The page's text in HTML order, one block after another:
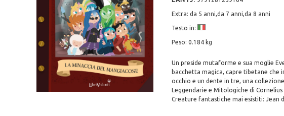
Extra: da 5 anni,da 7 anni,da 8 anni
Testo in:
Peso: 0.184 kg
Un preside mutaforme e sua moglie
bacchetta magica, capre tibetane che
occhio e un dente in tre, una
Leggendarie e Mitologiche di
Creature fantastiche mai esistiti: Jean